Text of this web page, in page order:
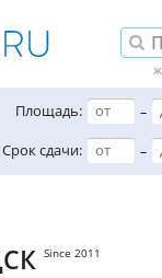
Площадь:
–
Срок сдачи:
–
Since 2011